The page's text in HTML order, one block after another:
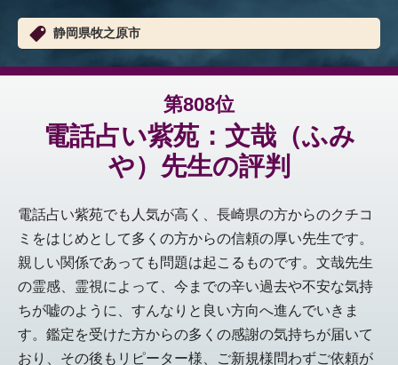
静岡県牧之原市
第808位
電話占い紫苑：文哉（ふみ
や）先生の評判
電話占い紫苑でも人気が高く、長崎県の方からのクチコ
ミをはじめとして多くの方からの信頼の厚い先生です。
親しい関係であっても問題は起こるものです。文哉先生
の霊感、霊視によって、今までの辛い過去や不安な気持
ちが嘘のように、すんなりと良い方向へ進んでいきま
す。鑑定を受けた方からの多くの感謝の気持ちが届いて
おり、その後もリピーター様、ご新規様問わずご依頼が